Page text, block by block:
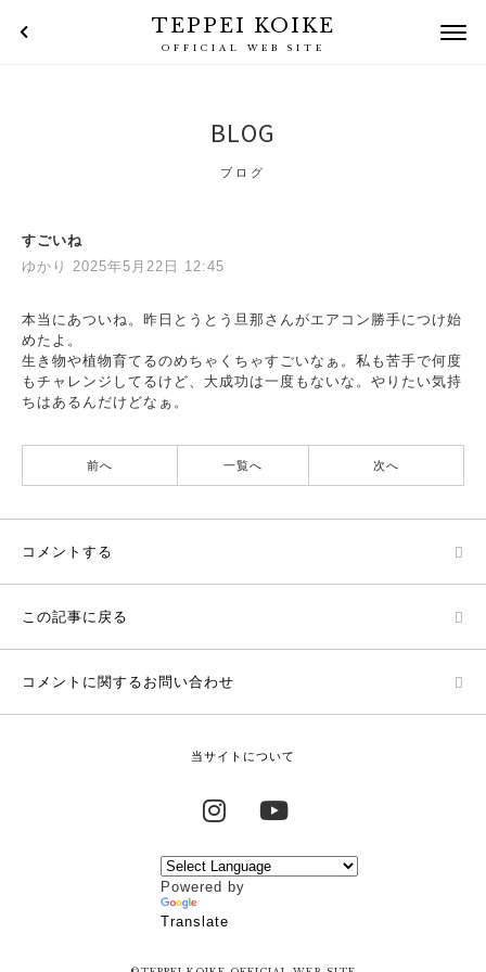
TEPPEI KOIKE
OFFICIAL WEB SITE
BLOG
ブログ
すごいね
ゆかり 2025年5月22日 12:45
本当にあついね。昨日とうとう旦那さんがエアコン勝手につけ始
めたよ。
生き物や植物育てるのめちゃくちゃすごいなぁ。私も苦手で何度
もチャレンジしてるけど、大成功は一度もないな。やりたい気持
ちはあるんだけどなぁ。
前へ 一覧へ 次へ
コメントする
この記事に戻る
コメントに関するお問い合わせ
当サイトについて
InstagramYouTube
Powered by
Translate